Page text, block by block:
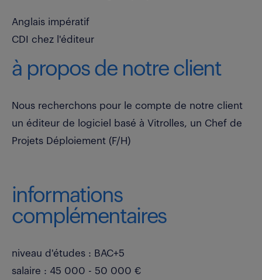
Anglais impératif
CDI chez l'éditeur
à propos de notre client
Nous recherchons pour le compte de notre client
un éditeur de logiciel basé à Vitrolles, un Chef de
Projets Déploiement (F/H)
informations
complémentaires
niveau d'études : BAC+5
salaire : 45 000 - 50 000 €